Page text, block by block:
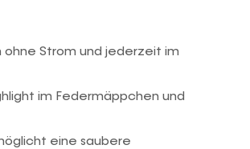
Strom und jederzeit im
im Federmäppchen und
eine saubere